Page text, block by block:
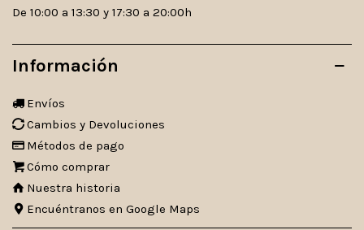
De 10:00 a 13:30 y 17:30 a 20:00h
Información
Envíos
Cambios y Devoluciones
Métodos de pago
Cómo comprar
Nuestra historia
Encuéntranos en Google Maps